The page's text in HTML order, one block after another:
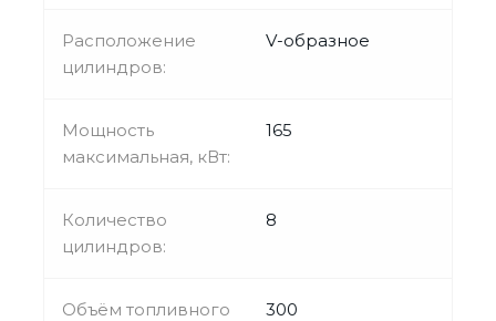
Расположение
цилиндров:
V-образное
Мощность
максимальная, кВт:
165
Количество
цилиндров:
8
Объём топливного
300